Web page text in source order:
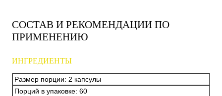
СОСТАВ И РЕКОМЕНДАЦИИ ПО
ПРИМЕНЕНИЮ
ИНГРЕДИЕНТЫ
Размер порции: 2 капсулы
Порций в упаковке: 60